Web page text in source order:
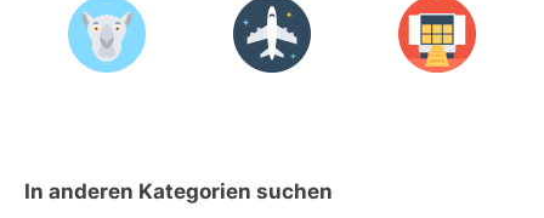
In anderen Kategorien suchen